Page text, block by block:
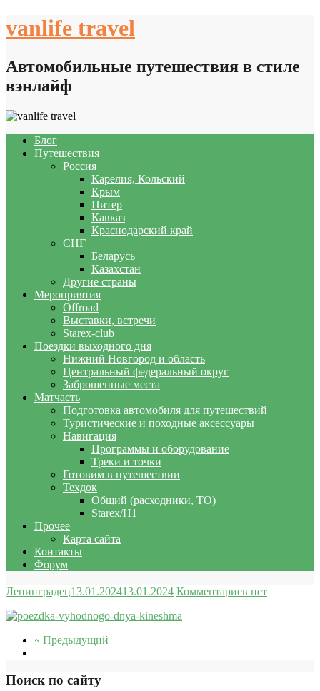
to
vanlife travel
Автомобильные путешествия в стиле
вэнлайф
Блог
Путешествия
Россия
Карелия, Кольский
Крым
Питер
Кавказ
Краснодарский край
СНГ
Беларусь
Казахстан
Другие страны
Мероприятия
Offroad
Выставки, встречи
Starex-club
Поездки выходного дня
Нижний Новгород и область
Центральный федеральный округ
Заброшенные места
Матчасть
Подготовка автомобиля для путешествий
Туристические и походные аксессуары
Навигация
Программы и оборудование
Треки и точки
Готовим в путешествии
Техдок
Общий (расходники, ТО)
Starex/H1
Прочее
Карта сайта
Контакты
Форум
Ленинградец13.01.202413.01.2024 Комментариев нет
« Предыдущий
Поиск по сайту